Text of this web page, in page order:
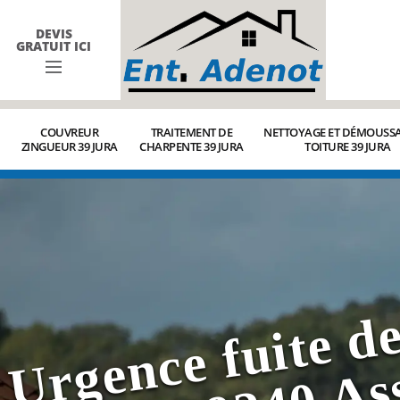
DEVIS
GRATUIT ICI
COUVREUR
ZINGUEUR 39 JURA
TRAITEMENT DE
CHARPENTE 39 JURA
NETTOYAGE ET
TOITURE 39 JURA